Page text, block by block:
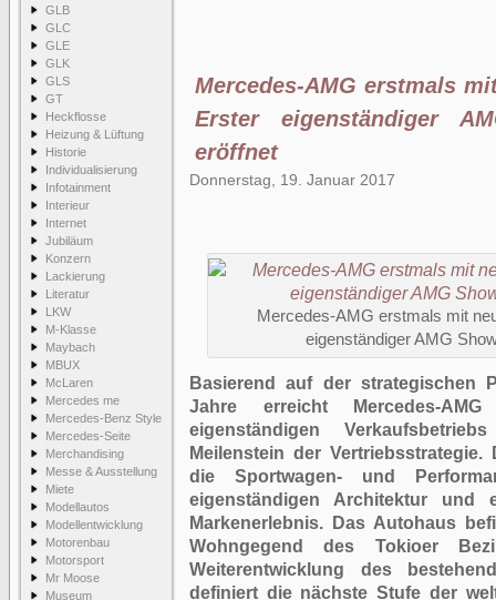
GLB
GLC
GLE
GLK
GLS
GT
Heckflosse
Heizung & Lüftung
Historie
Individualisierung
Infotainment
Interieur
Internet
Jubiläum
Konzern
Lackierung
Literatur
LKW
M-Klasse
Maybach
MBUX
McLaren
Mercedes me
Mercedes-Benz Style
Mercedes-Seite
Merchandising
Messe & Ausstellung
Miete
Modellautos
Modellentwicklung
Motorenbau
Motorsport
Mr Moose
Museum
Mercedes-AMG erstmals
Erster eigenständiger
eröffnet
Donnerstag, 19. Januar 2017
Mercedes-AMG erstmals mit
eigenständiger AMG
Basierend auf der strategischen
Jahre erreicht Mercedes-
eigenständigen
Meilenstein der
die Sportwagen- und
eigenständigen Architektur und
Markenerlebnis. Das Autohaus
Wohngegend des Tokioer
Weiterentwicklung des
definiert die nächste Stufe der